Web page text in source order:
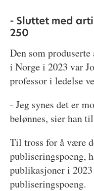
- Sluttet med
250
Den som
i Norge i 2023 var
professor i ledelse
- Jeg synes det er
belønnes, sier han
Til tross for å være
publiseringspoeng,
publikasjoner i
publiseringspoeng.